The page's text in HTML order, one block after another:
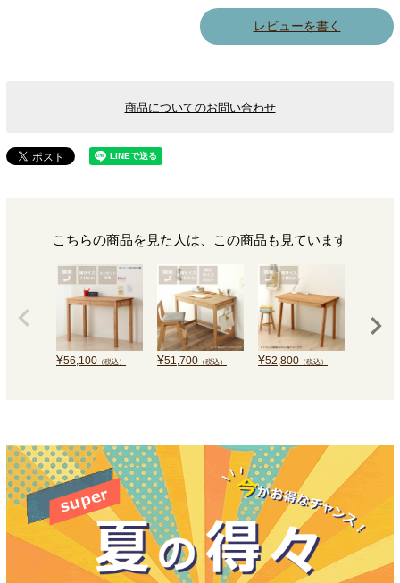
レビューを書く
商品についてのお問い合わせ
こちらの商品を見た人は、この商品も見ています
¥56,100 （税込） ¥51,700 （税込） ¥52,800 （税込）